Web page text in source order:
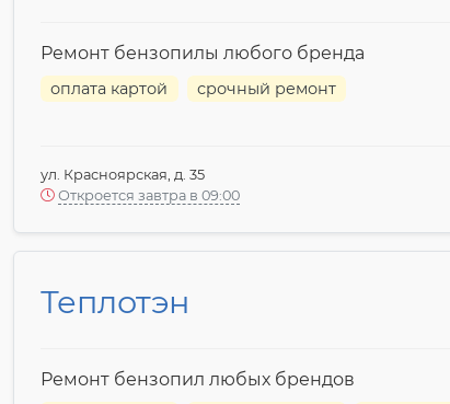
Ремонт бензопилы любого бренда
оплата картой срочный ремонт
ул. Красноярская, д. 35
Откроется завтра в 09:00
Теплотэн
Ремонт бензопил любых брендов